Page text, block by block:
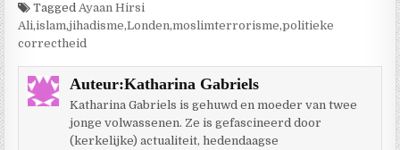
Tagged Ayaan Hirsi
Ali,islam,jihadisme,Londen,moslimterrorisme,politieke
correctheid
Auteur:Katharina Gabriels
Katharina Gabriels is gehuwd en moeder van twee
jonge volwassenen. Ze is gefascineerd door
(kerkelijke) actualiteit, hedendaagse